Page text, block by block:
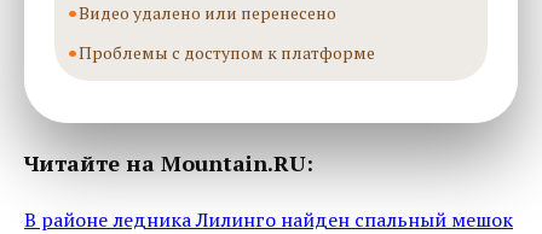
Видео удалено или перенесено
Проблемы с доступом к платформе
Читайте на Mountain.RU:
В районе ледника Лилинго найден спальный мешок